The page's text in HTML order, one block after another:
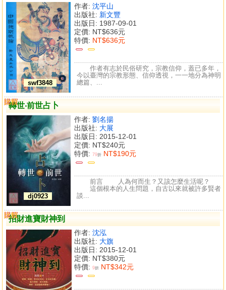
swf3848
作者: 沈平山
出版社: 新文豐
出版日: 1987-09-01
定價: NT$636元
特價: NT$636元
作者有志於民俗研究，宗教信仰，蓋已多年，
今以臺灣的宗教形態、信仰透視，一一地分為神明
總篇、...
轉世‧前世占卜
dj0923
作者: 劉名揚
出版社: 大展
出版日: 2015-12-01
定價: NT$240元
特價: 79折 NT$190元
購買
比較
前言 人為何而生？又該怎麼生活呢？
這個根本的人生問題，自古以來就被許多賢者
談...
招財進寶財神到
作者: 沈泓
出版社: 大旗
出版日: 2015-12-01
定價: NT$380元
特價: 9折 NT$342元
購買
比較